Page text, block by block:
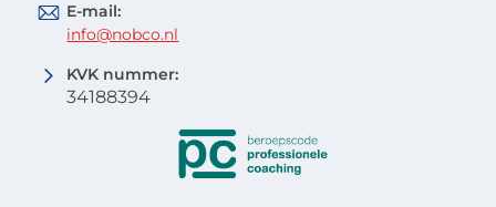
E-mail:
info@nobco.nl
KVK nummer:
34188394